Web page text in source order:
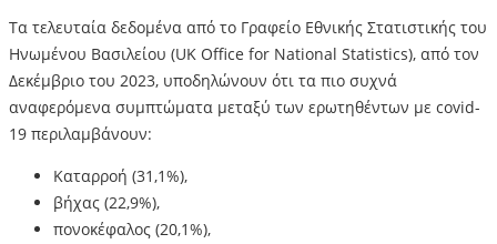
Τα τελευταία δεδομένα από το Γραφείο Εθνικής Στατιστικής του
Ηνωμένου Βασιλείου (UK Office for National Statistics), από τον
Δεκέμβριο του 2023, υποδηλώνουν ότι τα πιο συχνά
αναφερόμενα συμπτώματα μεταξύ των ερωτηθέντων με covid-
19 περιλαμβάνουν:
Καταρροή (31,1%),
βήχας (22,9%),
πονοκέφαλος (20,1%),